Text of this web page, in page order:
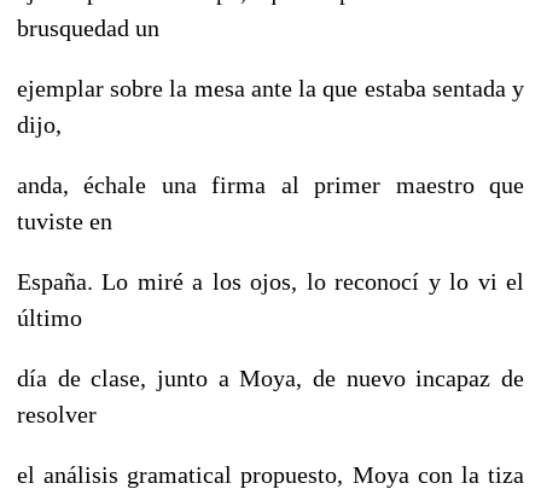
brusquedad un
ejemplar sobre la mesa ante la que estaba sentada y
dijo,
anda, échale una firma al primer maestro que
tuviste en
España. Lo miré a los ojos, lo reconocí y lo vi el
último
día de clase, junto a Moya, de nuevo incapaz de
resolver
el análisis gramatical propuesto, Moya con la tiza